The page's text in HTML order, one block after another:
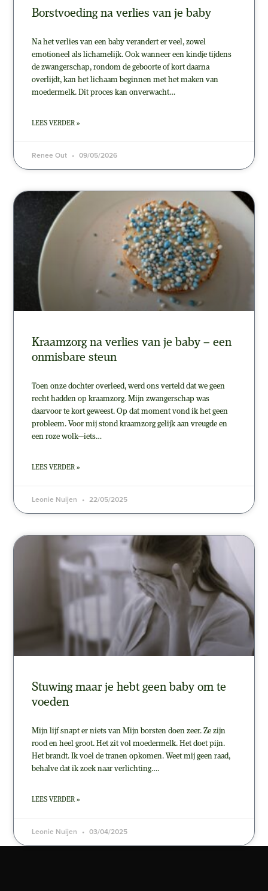
Borstvoeding na verlies van je baby
Na het verlies van een baby verandert er veel, zowel
emotioneel als lichamelijk. Ook wanneer een kindje tijdens
de zwangerschap, rondom de geboorte of kort daarna
overlijdt, kan het lichaam beginnen met het maken van
moedermelk. Dit proces kan onverwacht…
LEES VERDER »
Renee Out 09/05/2026
Kraamzorg na verlies van je baby – een
onmisbare steun
Toen onze dochter overleed, werd ons verteld dat we geen
recht hadden op kraamzorg. Mijn zwangerschap was
daarvoor te kort geweest. Op dat moment vond ik het geen
probleem. Voor mij stond kraamzorg gelijk aan vreugde en
een roze wolk—iets…
LEES VERDER »
Leonie Nuijen 22/05/2025
Stuwing maar je hebt geen baby om te
voeden
Mijn lijf snapt er niets van Mijn borsten doen zeer. Ze zijn
rood en heel groot. Het zit vol moedermelk. Het doet pijn.
Het brandt. Ik voel de tranen opkomen. Weet mij geen raad,
behalve dat ik zoek naar verlichting….
LEES VERDER »
Leonie Nuijen 03/04/2025